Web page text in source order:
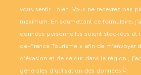
vous sentir… bien. Vous ne recevrez pas
maximum. En soumettant ce formulaire,
données personnelles soient stockées et
de-France Tourisme » afin de m’envoyer
d’évasion et de séjour dans la région ;
générales d’utilisation des données .